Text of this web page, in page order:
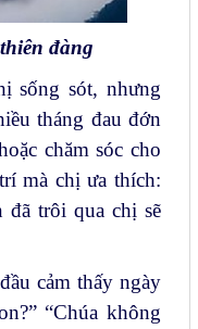
đàng
sống sót, nhưng
tháng đau đớn
chăm sóc cho
mà chị ưa thích:
trôi qua chị sẽ
cảm thấy ngày
“Chúa không